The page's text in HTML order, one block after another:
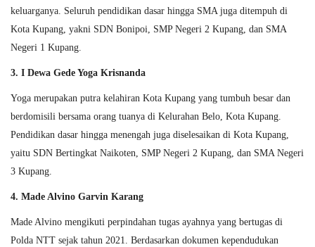
keluarganya. Seluruh pendidikan dasar hingga SMA juga ditempuh di
Kota Kupang, yakni SDN Bonipoi, SMP Negeri 2 Kupang, dan SMA
Negeri 1 Kupang.
3. I Dewa Gede Yoga Krisnanda
Yoga merupakan putra kelahiran Kota Kupang yang tumbuh besar dan
berdomisili bersama orang tuanya di Kelurahan Belo, Kota Kupang.
Pendidikan dasar hingga menengah juga diselesaikan di Kota Kupang,
yaitu SDN Bertingkat Naikoten, SMP Negeri 2 Kupang, dan SMA Negeri
3 Kupang.
4. Made Alvino Garvin Karang
Made Alvino mengikuti perpindahan tugas ayahnya yang bertugas di
Polda NTT sejak tahun 2021. Berdasarkan dokumen kependudukan